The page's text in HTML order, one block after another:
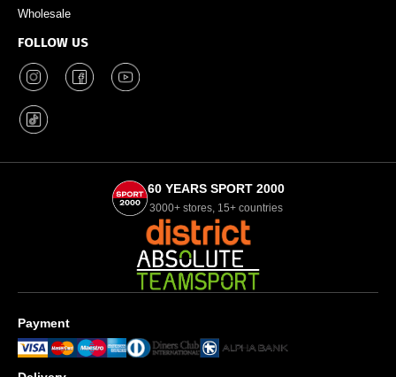
Wholesale
FOLLOW US
60 YEARS SPORT 2000
3000+ stores, 15+ countries
Payment